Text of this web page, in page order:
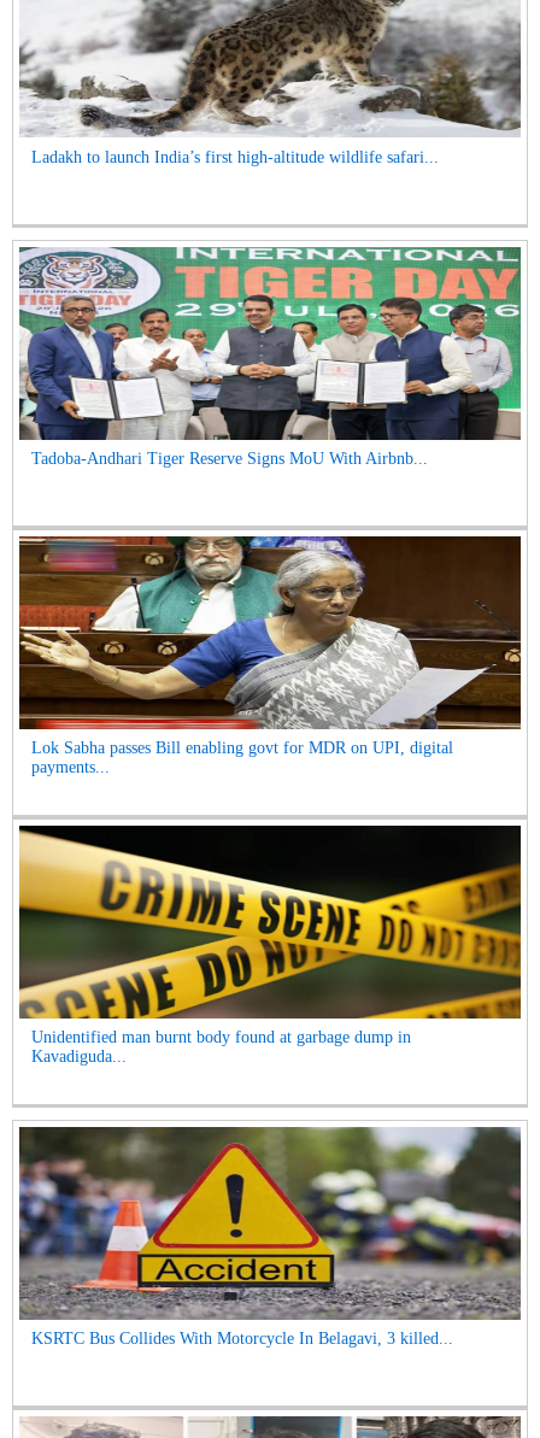
Ladakh to launch India’s first high-altitude wildlife safari...
Tadoba-Andhari Tiger Reserve Signs MoU With Airbnb...
Lok Sabha passes Bill enabling govt for MDR on UPI, digital
payments...
Unidentified man burnt body found at garbage dump in
Kavadiguda...
KSRTC Bus Collides With Motorcycle In Belagavi, 3 killed...